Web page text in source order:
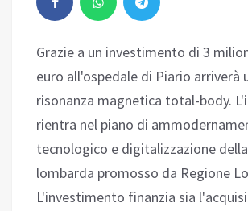
Grazie a un investimento di 3
euro all'ospedale di Piario arriverà
risonanza magnetica total-body.
rientra nel piano di
tecnologico e digitalizzazione
lombarda promosso da Regione
L'investimento finanzia sia